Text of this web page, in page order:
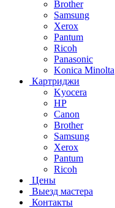
Brother
Samsung
Xerox
Pantum
Ricoh
Panasonic
Konica Minolta
Картриджи
Kyocera
HP
Canon
Brother
Samsung
Xerox
Pantum
Ricoh
Цены
Выезд мастера
Контакты